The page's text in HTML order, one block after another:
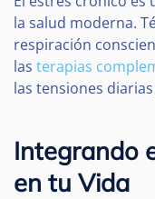
la salud moderna.
respiración
las terapias
las tensiones
Integrando
en tu Vida